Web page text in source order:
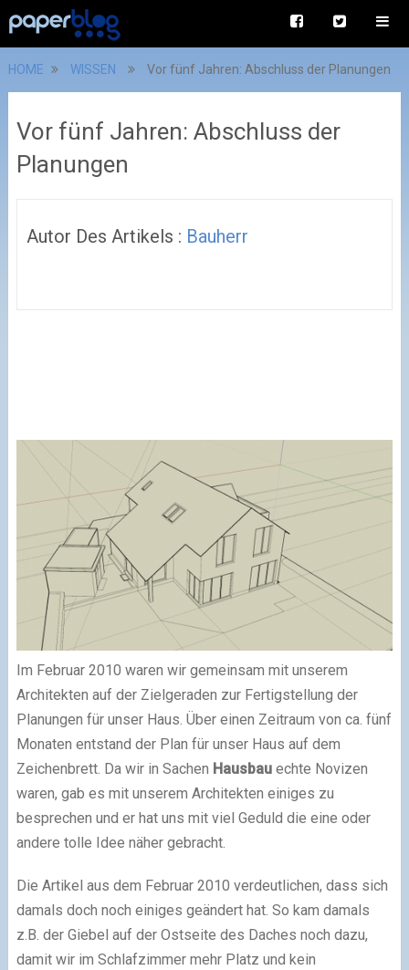
HOME WISSEN Vor fünf Jahren: Abschluss der Planungen
Vor fünf Jahren: Abschluss der
Planungen
Autor Des Artikels : Bauherr
Im Februar 2010 waren wir gemeinsam mit unserem
Architekten auf der Zielgeraden zur Fertigstellung der
Planungen für unser Haus. Über einen Zeitraum von ca. fünf
Monaten entstand der Plan für unser Haus auf dem
Zeichenbrett. Da wir in Sachen Hausbauechte Novizen
waren, gab es mit unserem Architekten einiges zu
besprechen und er hat uns mit viel Geduld die eine oder
andere tolle Idee näher gebracht.
Die Artikel aus dem Februar 2010 verdeutlichen, dass sich
damals doch noch einiges geändert hat. So kam damals
z.B. der Giebel auf der Ostseite des Daches noch dazu,
damit wir im Schlafzimmer mehr Platz und kein